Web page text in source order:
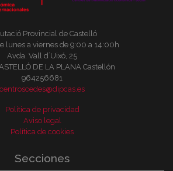
Provincial de Castelló
lunes a viernes de 9:00 a 14:00h
Avda. Vall d´Uixó, 25
DE LA PLANA Castellón
964256681
centroscedes@dipcas.es
Política de privacidad
Aviso legal
Política de cookies
Secciones